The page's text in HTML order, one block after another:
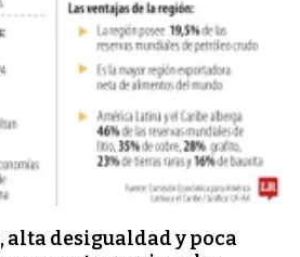
desigualdad y poca